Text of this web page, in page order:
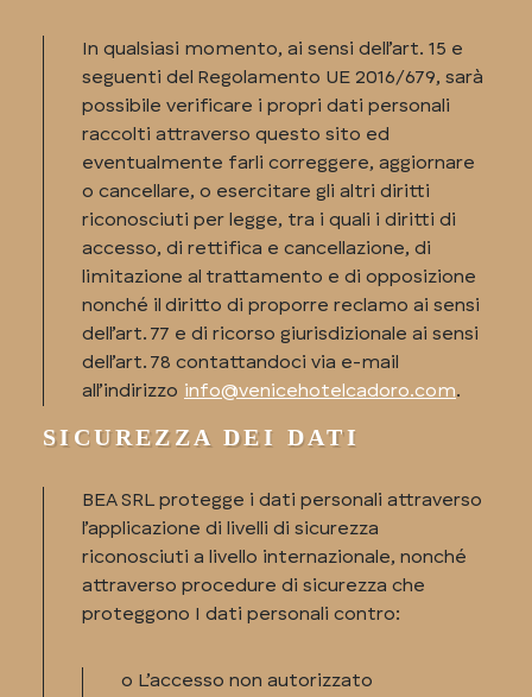
In qualsiasi momento, ai sensi dell’art. 15 e
seguenti del Regolamento UE 2016/679, sarà
possibile verificare i propri dati personali
raccolti attraverso questo sito ed
eventualmente farli correggere, aggiornare
o cancellare, o esercitare gli altri diritti
riconosciuti per legge, tra i quali i diritti di
accesso, di rettifica e cancellazione, di
limitazione al trattamento e di opposizione
nonché il diritto di proporre reclamo ai sensi
dell’art. 77 e di ricorso giurisdizionale ai sensi
dell’art. 78 contattandoci via e-mail
all’indirizzo info@venicehotelcadoro.com.
SICUREZZA DEI DATI
BEA SRL protegge i dati personali attraverso
l’applicazione di livelli di sicurezza
riconosciuti a livello internazionale, nonché
attraverso procedure di sicurezza che
proteggono I dati personali contro:
o L’accesso non autorizzato